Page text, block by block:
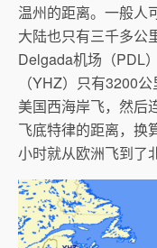
温州的距离。一般人
大陆也只有三千多公
Delgada机场（PDL
（YHZ）只有3200
美国西海岸飞，然后
飞底特律的距离，换
小时就从欧洲飞到了